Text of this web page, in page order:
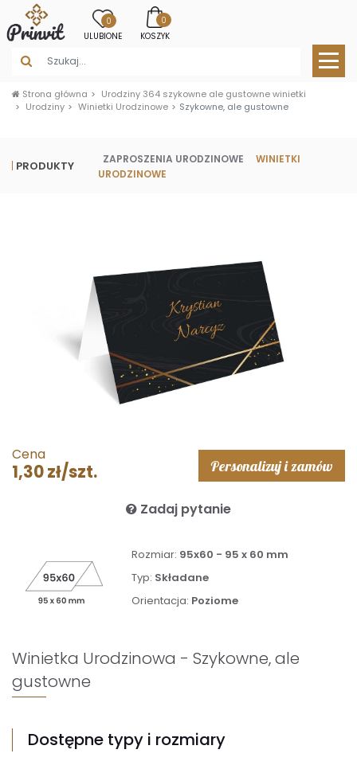
0
ULUBIONE
0
KOSZYK
Strona główna
Urodziny 364 szykowne ale gustowne winietki
Urodziny
Winietki Urodzinowe Szykowne, ale gustowne
PRODUKTY ZAPROSZENIA URODZINOWE
WINIETKI
URODZINOWE
Cena
1,30 zł/szt. Personalizuj i zamów
Zadaj pytanie
Rozmiar: 95x60 - 95 x 60 mm
Typ: Składane
Orientacja: Poziome
Winietka Urodzinowa - Szykowne, ale
gustowne
Dostępne typy i rozmiary